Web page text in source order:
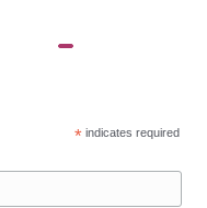
* indicates required